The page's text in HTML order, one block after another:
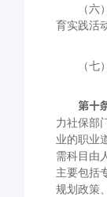
（
育实践活
（
第十
力社保部
业的职业
需科目由
主要包括
规划政策